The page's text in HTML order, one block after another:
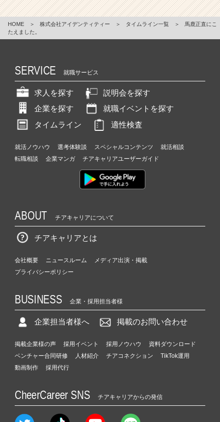
HOME ＞ 株式会社アイデンティティー ＞ タイムライン一覧 ＞
馬鹿正直にこ
たえました。
SERVICE 就職サービス
求人を探す
説明会を探す
企業を探す
就職イベントを探す
タイムライン
適性検査
就活ノウハウ 選考体験談 スペシャルコンテンツ
就活相談
転職相談
企業マンガ チアキャリアユーザーガイド
ABOUT チアキャリアについて
チアキャリアとは
会社概要 ニュースルーム
メディア出演・掲載
プライバシーポリシー
BUSINESS 企業・採用担当者様
企業担当者様へ 掲載のお問い合わせ
掲載企業様の声 採用イベント 採用ノウハウ
資料ダウンロード
ベンチャー合同研修
人材紹介 チアコネクション
TikTok運用
動画制作
採用代行
CheerCareer SNS チアキャリアからの発信